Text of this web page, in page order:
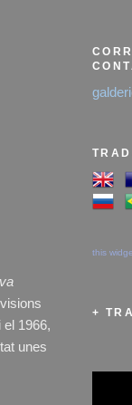
1966,
unes
this
+